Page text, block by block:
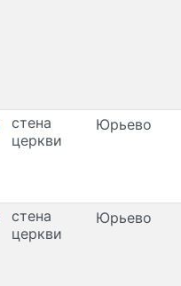
стена
церкви
Юрьево
стена
церкви
Юрьево